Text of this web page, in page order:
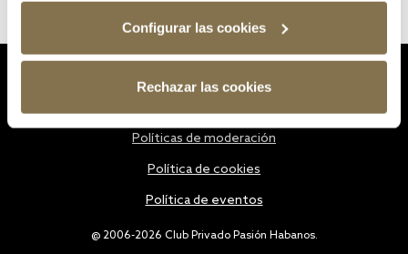
Configurar las cookies
Rechazar las cookies
@ 2006-2026 Club Privado Pasión Habanos.
Políticas de moderación
Política de cookies
Política de eventos